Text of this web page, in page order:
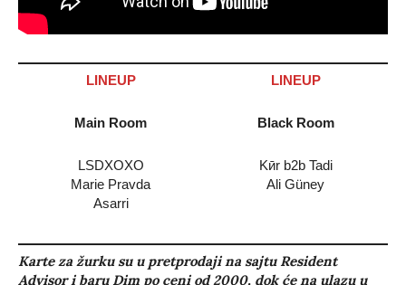
LINEUP
Main Room
LSDXOXO
Marie Pravda
Asarri
LINEUP
Black Room
Kӣr b2b Tadi
Ali Güney
Karte za žurku su u pretprodaji na sajtu Resident
Advisor i baru Dim po ceni od 2000, dok će na ulazu u